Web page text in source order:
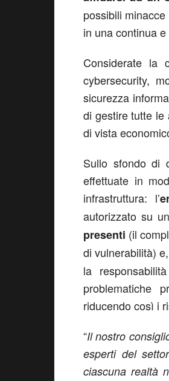
possibili
in una continua
Considerate la
cybersecurity,
sicurezza
di gestire tutte le
di vista
Sullo sfondo di
effettuate in
infrastruttura: l’
autorizzato su
presenti (il
di vulnerabilità)
la
problematiche
riducendo così i
“Il nostro
esperti del
ciascuna realtà